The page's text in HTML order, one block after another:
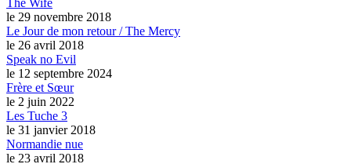
le 29 novembre 2018
Le Jour de mon retour / The Mercy
le 26 avril 2018
Speak no Evil
le 12 septembre 2024
Frère et Sœur
le 2 juin 2022
Les Tuche 3
le 31 janvier 2018
Normandie nue
le 23 avril 2018